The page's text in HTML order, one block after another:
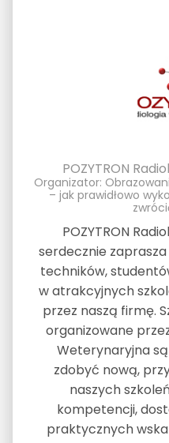
POZYTRON
Organizator:
– jak prawidłowo
POZYTRON
serdecznie
techników,
w atrakcyjnych
przez naszą firmę.
organizowane
Weterynaryjna
zdobyć nową,
naszych
kompetencji,
praktycznych